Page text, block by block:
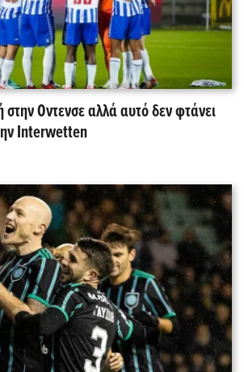
Οντενσε αλλά αυτό δεν φτάνει
Interwetten